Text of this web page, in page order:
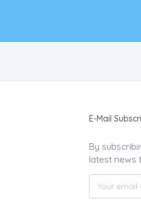
E-Mail
By
latest news